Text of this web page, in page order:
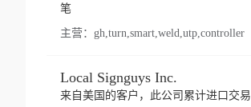
笔
主营： gh,turn,smart,weld,utp,controller
Local Signguys Inc.
来自美国的客户，此公司累计进口交易